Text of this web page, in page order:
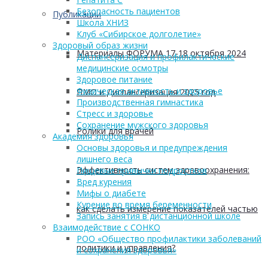
Публикации
Материалы ФОРУМА 17-18 октября 2024
ПМО и Диспансеризация 2025 год
Ролики для врачей
Эффективность систем здравоохранения:
как сделать измерение показателей частью
политики и управления?
Безопасность пациентов
Школа ХНИЗ
Клуб «Сибирское долголетие»
Здоровый образ жизни
Диспансеризация и профилактические
медицинские осмотры
Здоровое питание
Физическая активность и здоровье
Производственная гимнастика
Стресс и здоровье
Сохранение мужского здоровья
Академия здоровья
Основы здоровья и предупреждения
лишнего веса
Пищевые привычки подростков
Вред курения
Мифы о диабете
Курение во время беременности
Запись занятия в дистанционной школе
Взаимодействие с СОНКО
РОО «Общество профилактики заболеваний
и сохранения здоровья»